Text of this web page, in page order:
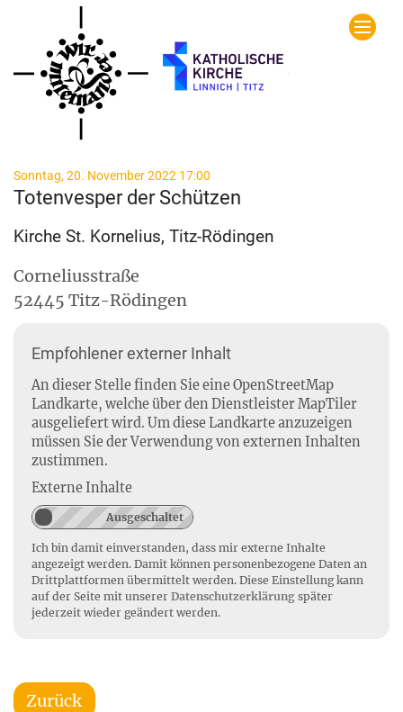
Zum Inhalt springen
Sonntag, 20. November 2022 17:00
Totenvesper der Schützen
Kirche St. Kornelius, Titz-Rödingen
Corneliusstraße
52445 Titz-Rödingen
Empfohlener externer Inhalt
An dieser Stelle finden Sie eine OpenStreetMap
Landkarte, welche über den Dienstleister MapTiler
ausgeliefert wird. Um diese Landkarte anzuzeigen
müssen Sie der Verwendung von externen Inhalten
zustimmen.
Externe Inhalte
Ich bin damit einverstanden, dass mir externe Inhalte
angezeigt werden. Damit können personenbezogene Daten an
Drittplattformen übermittelt werden. Diese Einstellung kann
auf der Seite mit unserer Datenschutzerklärung später
jederzeit wieder geändert werden.
Zurück